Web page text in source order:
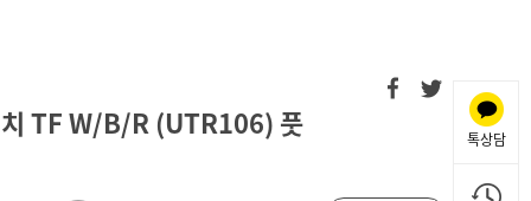
치 TF W/B/R (UTR106) 풋 톡상담